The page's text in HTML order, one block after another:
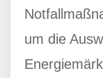
um die